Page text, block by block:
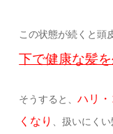
この状態が続くと頭
下で健康な髪
そうすると、ハリ
くなり 、扱いにくい